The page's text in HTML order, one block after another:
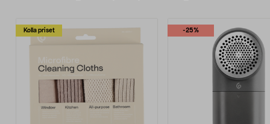
Kolla priset -25%